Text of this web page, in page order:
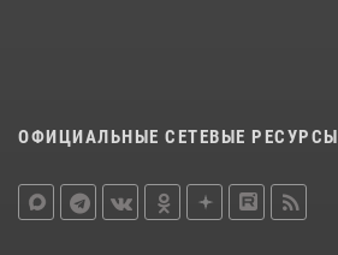
ОФИЦИАЛЬНЫЕ СЕТЕВЫЕ РЕСУРСЫ